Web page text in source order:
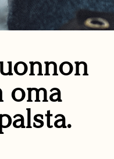
oma